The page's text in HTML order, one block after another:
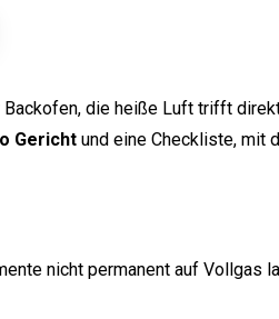
Backofen, die heiße Luft trifft
Gericht und eine Checkliste, mit
nicht permanent auf Vollgas